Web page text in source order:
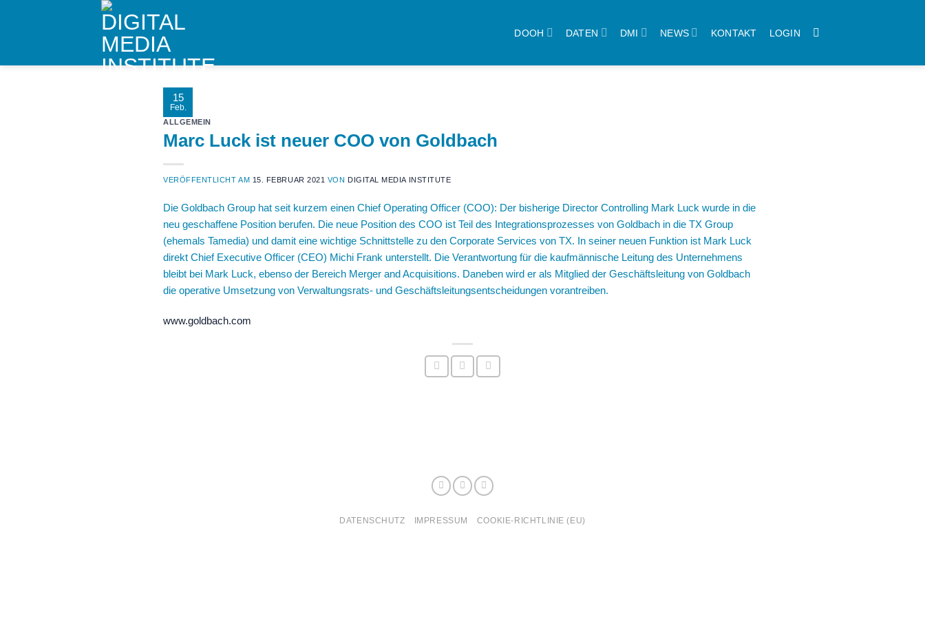
DOOH DATEN DMI NEWS KONTAKT LOGIN
15
Feb.
ALLGEMEIN
Marc Luck ist neuer COO von Goldbach
VERÖFFENTLICHT AM 15. FEBRUAR 2021 VON DIGITAL MEDIA INSTITUTE
Die Goldbach Group hat seit kurzem einen Chief Operating Officer (COO): Der bisherige Director Controlling Mark Luck wurde in die
neu geschaffene Position berufen. Die neue Position des COO ist Teil des Integrationsprozesses von Goldbach in die TX Group
(ehemals Tamedia) und damit eine wichtige Schnittstelle zu den Corporate Services von TX. In seiner neuen Funktion ist Mark Luck
direkt Chief Executive Officer (CEO) Michi Frank unterstellt. Die Verantwortung für die kaufmännische Leitung des Unternehmens
bleibt bei Mark Luck, ebenso der Bereich Merger and Acquisitions. Daneben wird er als Mitglied der Geschäftsleitung von Goldbach
die operative Umsetzung von Verwaltungsrats- und Geschäftsleitungsentscheidungen vorantreiben.
www.goldbach.com
DATENSCHUTZ IMPRESSUM COOKIE-RICHTLINIE (EU)